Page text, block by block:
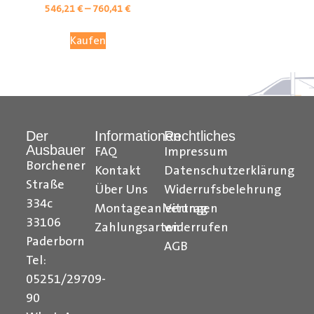
Citroen Berlingo Radkastenschutz, Citroen Jumpy
Radkastenschutz, Citroen Jumper Radkastenschutz,
Citroen Nemo Radkastenschutz, Dacia Dokker
Radkastenschutz, Fiat Doblo Cargo Radkastenschutz,
Fiat Scudo Radkastenschutz, Fiat Ducato
Radkastenschutz, Fiat Fiorino Radkastenschutz, Fiat
Talento Radkastenschutz, Ford Transit Courier
Radkastenschutz, Ford Connect Radkastenschutz, Ford
546,21€–760,41€
Kaufen
Der
Ausbauer
Borchener
Straße
334c
33106
Paderborn
Tel:
05251/29709-
90
Informationen
FAQ
Kontakt
Über Uns
Montageanleitungen
Zahlungsarten
Rechtliches
Impressum
Datenschutzerklärung
Widerrufsbelehrung
Vertrag
widerrufen
AGB